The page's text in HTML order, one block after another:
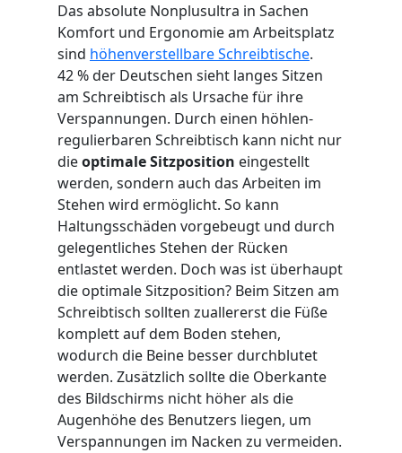
Das absolute Nonplusultra in Sachen
Komfort und Ergonomie am Arbeitsplatz
sind höhenverstellbare Schreibtische.
42 % der Deutschen sieht langes Sitzen
am Schreibtisch als Ursache für ihre
Verspannungen. Durch einen höhlen-
regulierbaren Schreibtisch kann nicht nur
dieoptimale Sitzposition eingestellt
werden, sondern auch das Arbeiten im
Stehen wird ermöglicht. So kann
Haltungsschäden vorgebeugt und durch
gelegentliches Stehen der Rücken
entlastet werden. Doch was ist überhaupt
die optimale Sitzposition? Beim Sitzen am
Schreibtisch sollten zuallererst die Füße
komplett auf dem Boden stehen,
wodurch die Beine besser durchblutet
werden. Zusätzlich sollte die Oberkante
des Bildschirms nicht höher als die
Augenhöhe des Benutzers liegen, um
Verspannungen im Nacken zu vermeiden.
APOTHEKERSCHRANK
WANDBOARDS
EINZELTEILE
ALLE ANZEIGEN